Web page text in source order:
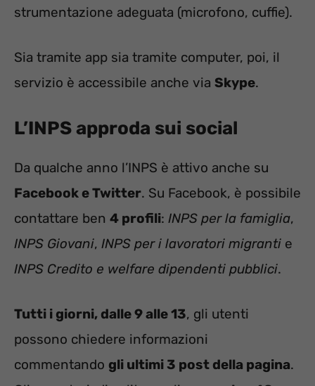
strumentazione adeguata (microfono, cuffie).
Sia tramite app sia tramite computer, poi, il
servizio è accessibile anche via Skype.
L’INPS approda sui social
Da qualche anno l’INPS è attivo anche su
Facebook e Twitter. Su Facebook, è possibile
contattare ben 4 profili: INPS per la famiglia,
INPS Giovani, INPS per i lavoratori migranti e
INPS Credito e welfare dipendenti pubblici.
Tutti i giorni, dalle 9 alle 13, gli utenti
possono chiedere informazioni
commentando gli ultimi 3 post della pagina.